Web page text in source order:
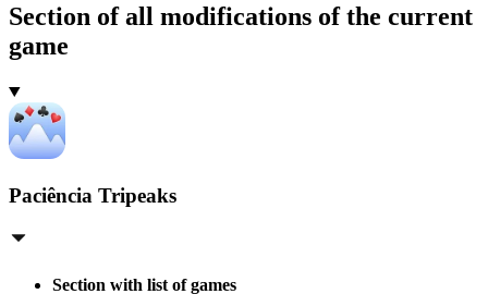
Section of all modifications of the current
game
Paciência Tripeaks
Section with list of games